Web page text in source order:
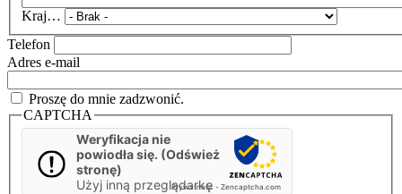
Kraj…
Telefon
Adres e-mail
Proszę do mnie zadzwonić.
CAPTCHA
Weryfikacja nie
powiodła się. (Odśwież
stronę)
Użyj inną przeglądarkę
Prywatność - Zencaptcha.com